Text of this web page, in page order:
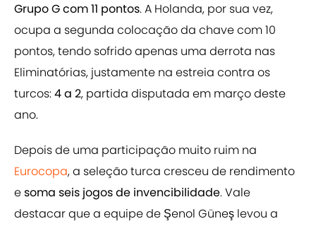
Grupo G com 11 pontos. A Holanda, por sua vez,
ocupa a segunda colocação da chave com 10
pontos, tendo sofrido apenas uma derrota nas
Eliminatórias, justamente na estreia contra os
turcos:4 a 2, partida disputada em março deste
ano.
Depois de uma participação muito ruim na
Eurocopa, a seleção turca cresceu de rendimento
esoma seis jogos de invencibilidade. Vale
destacar que a equipe de Şenol Güneş levou a